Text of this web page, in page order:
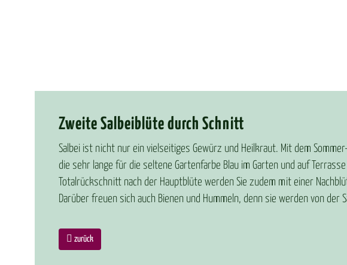
Zwei­te Sal­bei­blü­te durch Schnitt
Salbei ist nicht nur ein vielseitiges Gewürz und Heilkraut. Mit dem
die sehr lange für die seltene Gartenfarbe Blau im Garten und auf
Totalrückschnitt nach der Hauptblüte werden Sie zudem mit einer
Darüber freuen sich auch Bienen und Hummeln, denn sie werden von der
zurück